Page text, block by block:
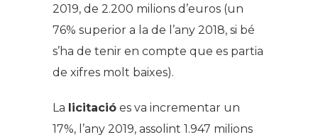
2019, de 2.200 milions d’euros (un
76% superior a la de l’any 2018, si bé
s’ha de tenir en compte que es partia
de xifres molt baixes).
La licitació es va incrementar un
17%, l’any 2019, assolint 1.947 milions